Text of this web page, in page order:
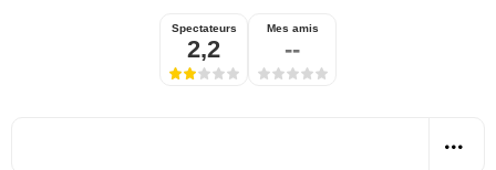
Spectateurs
2,2
Mes amis
--